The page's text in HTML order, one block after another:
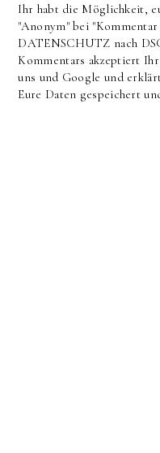
Ihr habt die Möglichkeit,
"Anonym" bei "Kommentar
DATENSCHUTZ nach
Kommentars akzeptiert
uns und Google und
Eure Daten gespeichert